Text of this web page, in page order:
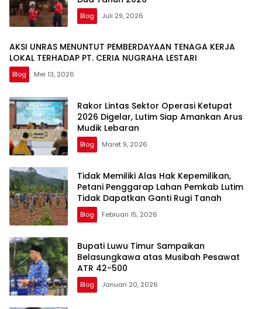
Blog Juli 29, 2026
AKSI UNRAS MENUNTUT PEMBERDAYAAN TENAGA KERJA
LOKAL TERHADAP PT. CERIA NUGRAHA LESTARI
Blog Mei 13, 2026
Rakor Lintas Sektor Operasi Ketupat
2026 Digelar, Lutim Siap Amankan Arus
Mudik Lebaran
Blog Maret 9, 2026
Tidak Memiliki Alas Hak Kepemilikan,
Petani Penggarap Lahan Pemkab Lutim
Tidak Dapatkan Ganti Rugi Tanah
Blog Februari 15, 2026
Bupati Luwu Timur Sampaikan
Belasungkawa atas Musibah Pesawat
ATR 42-500
Blog Januari 20, 2026